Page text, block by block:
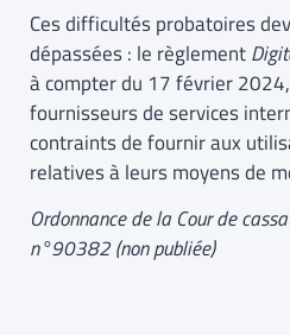
Ces difficultés probatoires
dépassées : le règlement
à compter du 17 février
fournisseurs de services
contraints de fournir aux
relatives à leurs moyens de
Ordonnance de la Cour de
n°90382 (non publiée)